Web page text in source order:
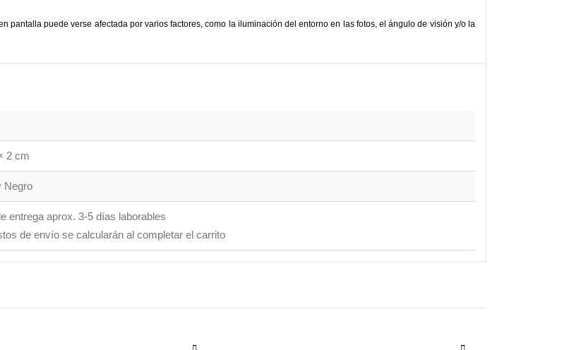
pantalla puede verse afectada por varios factores, como la iluminación del entorno en las fotos, el ángulo de visión y/o la
2 cm
Negro
entrega aprox. 3-5 días laborables
de envío se calcularán al completar el carrito